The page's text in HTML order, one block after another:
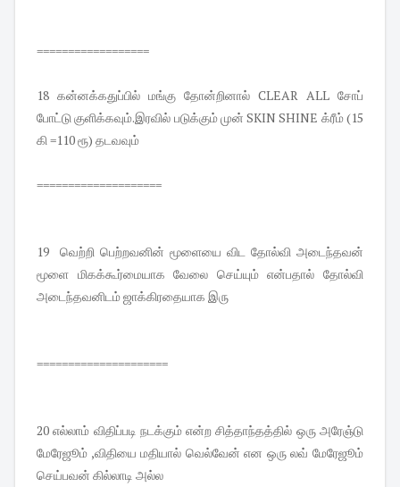
==================
18 கன்னக்கதுப்பில் மங்கு தோன்றினால் CLEAR ALL சோப்
போட்டு குளிக்கவும்.இரவில் படுக்கும் முன் SKIN SHINE க்ரீம் (15
கி =110 ரூ) தடவவும்
====================
19 வெற்றி பெற்றவனின் மூளையை விட தோல்வி அடைந்தவன்
மூளை மிகக்கூர்மையாக வேலை செய்யும் என்பதால் தோல்வி
அடைந்தவனிடம் ஜாக்கிரதையாக இரு
=====================
20 எல்லாம் விதிப்படி நடக்கும் என்ற சித்தாந்தத்தில் ஒரு அரேஞ்டு
மேரேஜூம் ,விதியை மதியால் வெல்வேன் என ஒரு லவ் மேரேஜூம்
செய்பவன் கில்லாடி அல்ல